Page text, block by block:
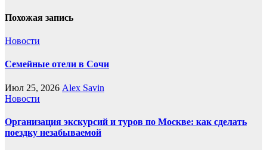
Похожая запись
Новости
Семейные отели в Сочи
Июл 25, 2026 Alex Savin
Новости
Организация экскурсий и туров по Москве: как сделать
поездку незабываемой